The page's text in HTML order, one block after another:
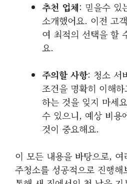
추천 업체: 믿을수 있
소개했어요. 이전 고
여 최적의 선택을 할
요.
주의할 사항: 청소 서
조건을 명확히 이해
하는 것을 잊지 마세
수 있으니, 예상 비용
것이 중요해요.
이 모든 내용을 바탕으로,
주청소를 성공적으로 진행